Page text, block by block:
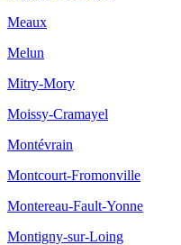
Meaux
Melun
Mitry-Mory
Moissy-Cramayel
Montévrain
Montcourt-Fromonville
Montereau-Fault-Yonne
Montigny-sur-Loing